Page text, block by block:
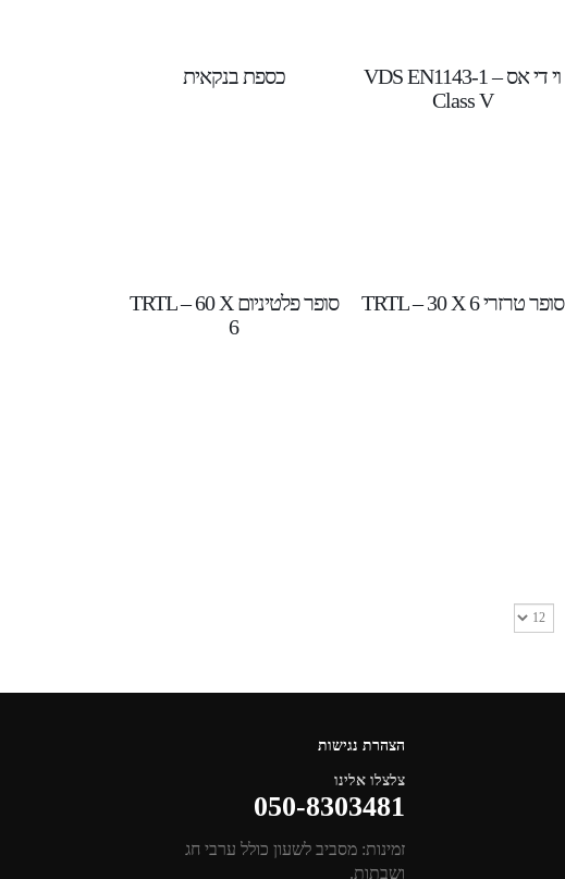
וי די אס – VDS EN1143‪-‬1
Class V
כספת בנקאית
סופר טרזרי TRTL – 30 X 6
סופר פלטיניום TRTL – 60 X
6
הצהרת נגישות
צלצלו אלינו
050-8303481
זמינות: מסביב לשעון כולל ערבי חג
ושבתות.